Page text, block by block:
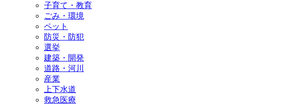
子育て・教育
ごみ・環境
ペット
防災・防犯
選挙
建築・開発
道路・河川
産業
上下水道
救急医療